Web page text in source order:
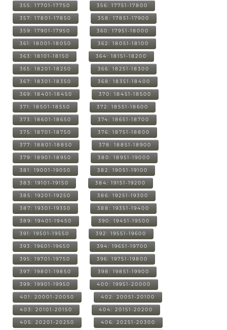
355: 17701-17750 356: 17751-17800
357: 17801-17850 358: 17851-17900
359: 17901-17950 360: 17951-18000
361: 18001-18050 362: 18051-18100
363: 18101-18150 364: 18151-18200
365: 18201-18250 366: 18251-18300
367: 18301-18350 368: 18351-18400
369: 18401-18450 370: 18451-18500
371: 18501-18550 372: 18551-18600
373: 18601-18650 374: 18651-18700
375: 18701-18750 376: 18751-18800
377: 18801-18850 378: 18851-18900
379: 18901-18950 380: 18951-19000
381: 19001-19050 382: 19051-19100
383: 19101-19150 384: 19151-19200
385: 19201-19250 386: 19251-19300
387: 19301-19350 388: 19351-19400
389: 19401-19450 390: 19451-19500
391: 19501-19550 392: 19551-19600
393: 19601-19650 394: 19651-19700
395: 19701-19750 396: 19751-19800
397: 19801-19850 398: 19851-19900
399: 19901-19950 400: 19951-20000
401: 20001-20050 402: 20051-20100
403: 20101-20150 404: 20151-20200
405: 20201-20250 406: 20251-20300